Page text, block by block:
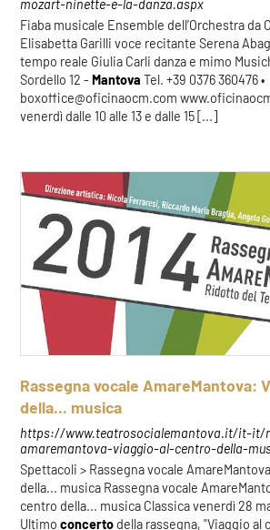
mozart-ninette-e-la-danza.aspx
Fiaba musicale Ensemble dell’Orchestra da
Elisabetta Garilli voce recitante Serena
tempo reale Giulia Carli danza e mimo
Sordello 12 -Mantova Tel. +39 0376 360476 •
boxoffice@oficinaocm.com
venerdì dalle 10 alle 13 e dalle 15 [...]
Rassegna vocale AmareMantova:
della... musica
https://www.teatrosocialemantova.it/it-it/
amaremantova-viaggio-al-centro-della-
Spettacoli > Rassegna vocale
della... musica Rassegna vocale
centro della... musica Classica venerdì 28
Ultimoconcerto della rassegna, "Viaggio al